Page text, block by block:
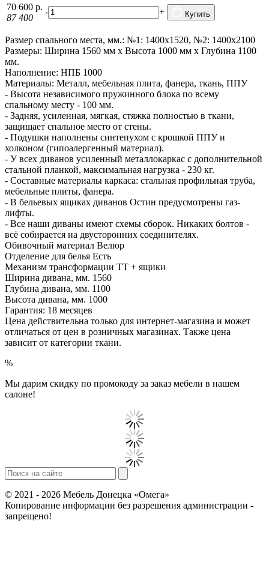
70 600 р.
87 400
- + Купить
Размер спального места, мм.: №1: 1400х1520, №2: 1400х2100
Размеры: Ширина 1560 мм х Высота 1000 мм х Глубина 1100
мм.
Наполнение: НПБ 1000
Материалы: Металл, мебельная плита, фанера, ткань, ППУ
- Высота независимого пружинного блока по всему
спальному месту - 100 мм.
- Задняя, усиленная, мягкая, стяжка полностью в ткани,
защищает спальное место от стены.
- Подушки наполнены синтепухом с крошкой ППУ и
холконом (гипоалергенный материал).
- У всех диванов усиленный металлокаркас с дополнительной
стальной планкой, максимальная нагрузка - 230 кг.
- Составные материалы каркаса: стальная профильная труба,
мебельные плиты, фанера.
- В бельевых ящиках диванов Остин предусмотрены газ-
лифты.
- Все наши диваны имеют схемы сборок. Никаких болтов -
всё собирается на двусторонних соединителях.
Обивочный материал Велюр
Отделение для белья Есть
Механизм трансформации ТТ + ящики
Ширина дивана, мм. 1560
Глубина дивана, мм. 1100
Высота дивана, мм. 1000
Гарантия: 18 месяцев
Цена действительна только для интернет-магазина и может
отличаться от цен в розничных магазинах. Также цена
зависит от категории ткани.
%
Мы дарим скидку по промокоду за заказ мебели в нашем
салоне!
© 2021 - 2026 Мебель Донецка «Омега»
Копирование информации без разрешения администрации -
запрещено!